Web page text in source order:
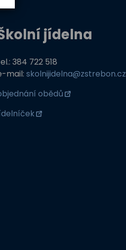
jídelna
384 722 518
mail:skolnijidelna@zstrebon.cz
obědů